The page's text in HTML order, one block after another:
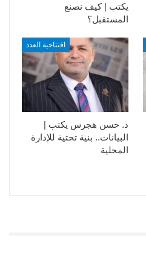
يكتب | كيف نصنع
المستقبل؟
افتتاحية العدد
د. حسن هجرس يكتب |
البيانات.. بنية تحتية للإدارة
المحلية